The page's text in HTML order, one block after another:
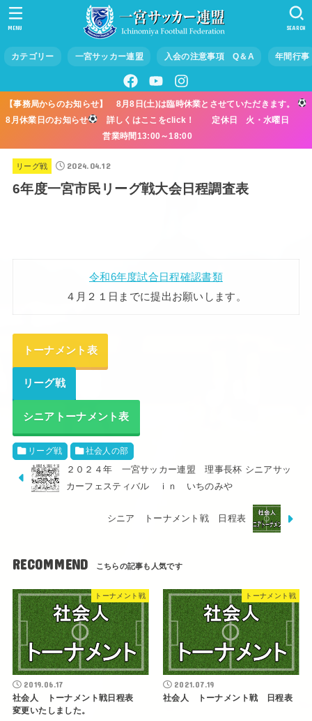
カテゴリー 一宮サッカー連盟 入会の注意事項 Q＆A 年間行事
SEARCH
MENU
【事務局からのお知らせ】 8月8日(土)は臨時休業とさせていただきます。
8月休業日のお知らせ
詳しくはここをclick！ 定休日 火・水曜日
営業時間13:00～18:00
リーグ戦 2024.04.12
6年度一宮市民リーグ戦大会日程調査表
令和6年度試合日程確認書類
４月２１日までに提出お願いします。
トーナメント表
リーグ戦
シニアトーナメント表
リーグ戦 社会人の部
２０２４年 一宮サッカー連盟 理事長杯 シニアサッ
カーフェスティバル ｉｎ いちのみや
シニア トーナメント戦 日程表
RECOMMEND
トーナメント戦
2019.06.17
社会人 トーナメント戦日程表
変更いたしました。
トーナメント戦
2021.07.19
社会人 トーナメント戦 日程表